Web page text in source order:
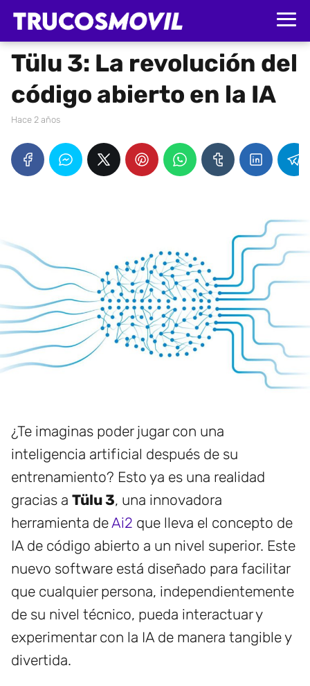
Tülu 3: La revolución del
código abierto en la IA
hace 2 años
¿Te imaginas poder jugar con una
inteligencia artificial después de su
entrenamiento? Esto ya es una realidad
gracias a Tülu 3, una innovadora
herramienta deAi2 que lleva el concepto de
IA de código abierto a un nivel superior. Este
nuevo software está diseñado para facilitar
que cualquier persona, independientemente
de su nivel técnico, pueda interactuar y
experimentar con la IA de manera tangible y
divertida.